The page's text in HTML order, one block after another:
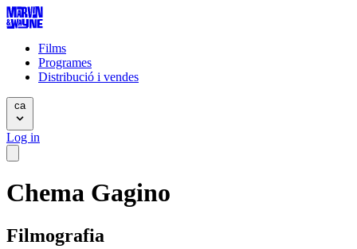
Films
Programes
Distribució i vendes
ca
Log in
Chema Gagino
Filmografia